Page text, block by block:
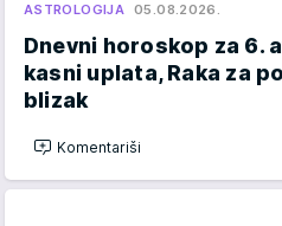
ASTROLOGIJA 05.08.2026.
Dnevni horoskop za 6.
kasni uplata, Raka za
blizak
Komentariši